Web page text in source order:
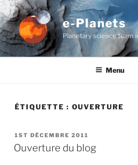
Aller
au
contenu
principal
e-Planets
Planetary science team
Menu
ÉTIQUETTE : OUVERTURE
PUBLIÉ
LE
1ST DÉCEMBRE 2011
Ouverture du blog